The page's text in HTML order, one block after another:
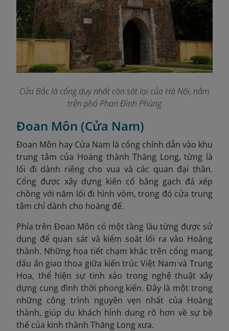
Cửa Bắc là cổng duy nhất còn sót lại của Hà Nội, nằm
trên phố Phan Đình Phùng
Đoan Môn (Cửa Nam)
Đoan Môn hay Cửa Nam là cổng chính dẫn vào khu
trung tâm của Hoàng thành Thăng Long, từng là
lối đi dành riêng cho vua và các quan đại thần.
Cổng được xây dựng kiên cố bằng gạch đá xếp
chồng với năm lối đi hình vòm, trong đó cửa trung
tâm chỉ dành cho hoàng đế.
Phía trên Đoan Môn có một tầng lầu từng được sử
dụng để quan sát và kiểm soát lối ra vào Hoàng
thành. Những họa tiết chạm khắc trên cổng mang
dấu ấn giao thoa giữa kiến trúc Việt Nam và Trung
Hoa, thể hiện sự tinh xảo trong nghệ thuật xây
dựng cung đình thời phong kiến. Đây là một trong
những công trình nguyên vẹn nhất của Hoàng
thành, giúp du khách hình dung rõ hơn về sự bề
thế của kinh thành Thăng Long xưa.